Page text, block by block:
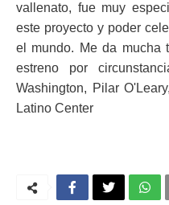
vallenato, fue muy
este proyecto y poder
el mundo. Me da mucha
estreno por
Washington, Pilar
Latino Center